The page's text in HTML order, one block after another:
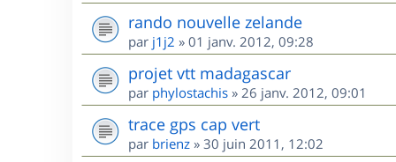
rando nouvelle zelande
par j1j2 » 01 janv. 2012, 09:28
projet vtt madagascar
par phylostachis » 26 janv. 2012, 09:01
trace gps cap vert
par brienz » 30 juin 2011, 12:02